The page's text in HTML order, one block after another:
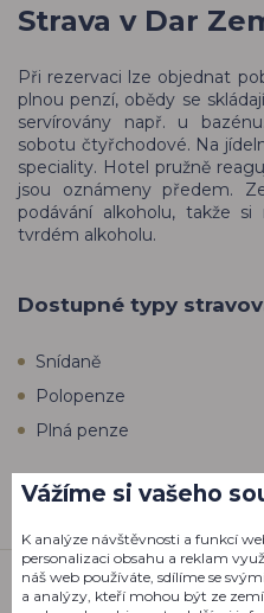
Strava v Dar
Při rezervaci lze objednat
plnou penzí, obědy se
servírovány např. u
sobotu čtyřchodové. Na
speciality. Hotel pružně
jsou oznámeny předem.
podávání alkoholu, takže
tvrdém alkoholu.
Dostupné typy
Snídaně
Polopenze
Plná penze
Vážíme si vašeho
K analýze návštěvnosti a funkcí
personalizaci obsahu a reklam
náš web používáte, sdílíme se
a analýzy, kteří mohou být ze